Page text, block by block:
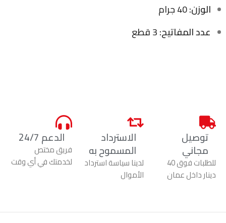
الوزن:
عدد المفاتيح:
توصيل
مجاني
للطلبات فوق 40
دينار داخل عمان
الاسترداد
المسموح به
لدينا سياسة استرداد
الأموال
الدعم 24/7
فريق مختص
لخدمتك في أي وقت